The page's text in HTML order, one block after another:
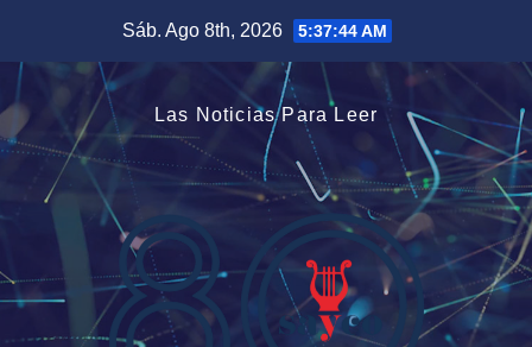
contenido
Sáb. Ago 8th, 2026 5:37:45 AM
Las Noticias Para Leer